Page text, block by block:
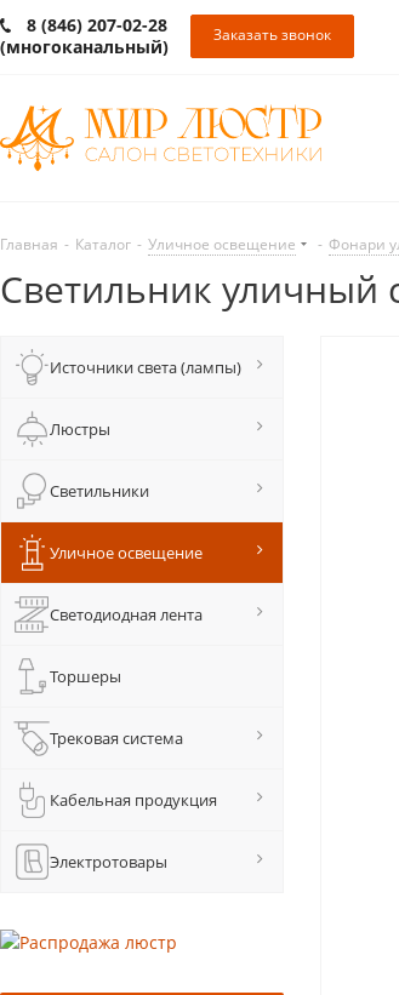
8 (846) 207-02-28
(многоканальный)
Заказать звонок
Главная - Каталог - Уличное освещение - Фонари
Светильник уличный
Источники света (лампы)
Люстры
Светильники
Уличное освещение
Светодиодная лента
Торшеры
Трековая система
Кабельная продукция
Электротовары